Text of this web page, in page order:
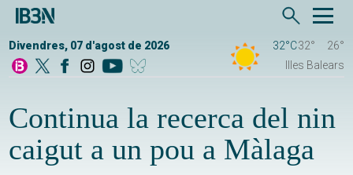
Divendres, 07 d'agost de 2026 32°C32°
26°
Illes Balears
Continua la recerca del nin
caigut a un pou a Màlaga